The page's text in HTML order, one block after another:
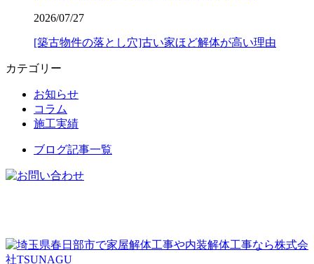
2026/07/27
[築古物件の落とし穴]古い家ほど解体が高い理由
カテゴリー
お知らせ
コラム
施工実績
ブログ記事一覧